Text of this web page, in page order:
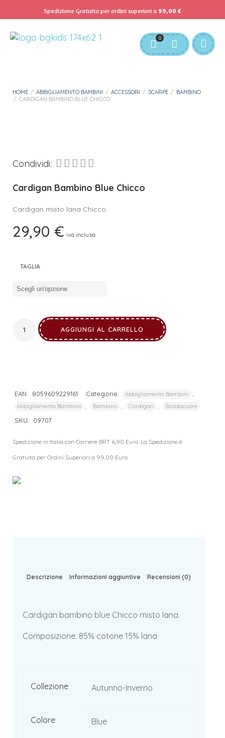
Servizio Clienti: info@bgkids.it +39 345 627 9165
Download APP B&G Kids
0
HOME / ABBIGLIAMENTO BAMBINI / ACCESSORI / SCARPE / BAMBINO
/ CARDIGAN BAMBINO BLUE CHICCO
Condividi:
Cardigan Bambino Blue Chicco
Cardigan misto lana Chicco.
29,90 € iva inclusa
TAGLIA
AGGIUNGI AL CARRELLO
EAN: 8059609229161 Categorie: Abbigliamento Bambini
Abbigliamento Bambino Bambino Cardigan Scaldacuore
SKU: 09707
Spedizione in Italia con Corriere BRT 6,90 Euro. La Spedizione è
Gratuita per Ordini Superiori a 99,00 Euro
Descrizione Informazioni aggiuntive Recensioni (0)
Cardigan bambino blue Chicco misto lana.
Composizione: 85% cotone 15% lana
Collezione Autunno-Inverno
Colore Blue
Spedizione Gratuita per ordini superiori a 99,00 €